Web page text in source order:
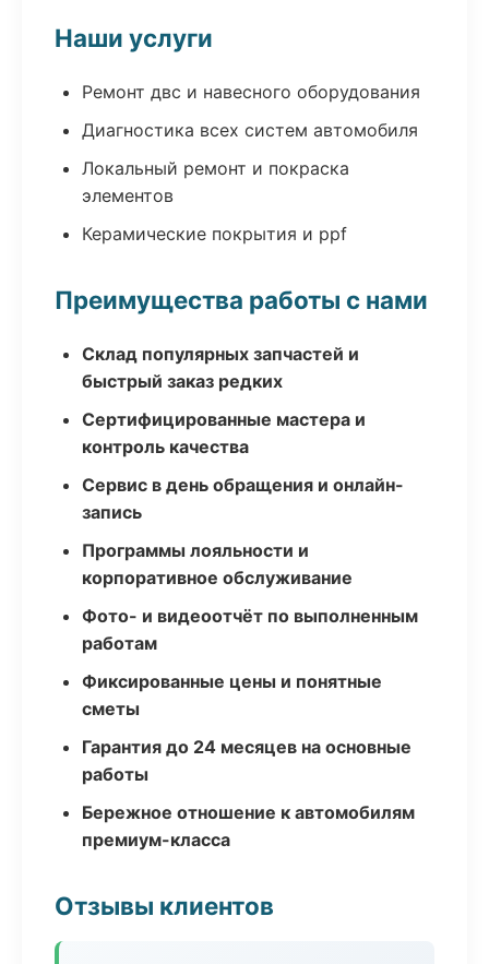
Наши услуги
Ремонт двс и навесного оборудования
Диагностика всех систем автомобиля
Локальный ремонт и покраска
элементов
Керамические покрытия и ppf
Преимущества работы с нами
Склад популярных запчастей и
быстрый заказ редких
Сертифицированные мастера и
контроль качества
Сервис в день обращения и онлайн-
запись
Программы лояльности и
корпоративное обслуживание
Фото- и видеоотчёт по выполненным
работам
Фиксированные цены и понятные
сметы
Гарантия до 24 месяцев на основные
работы
Бережное отношение к автомобилям
премиум-класса
Отзывы клиентов